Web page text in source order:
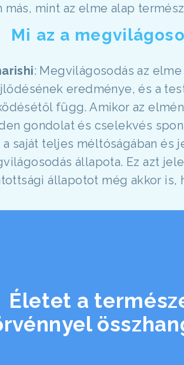
más, mint az elme alap
Mi az a
: Megvilágosodás az
eredménye, és a
függ. Amikor az
gondolat és cselekvés
saját teljes méltóságában és
állapota. Ez azt
állapotot még akkor is,
Életet a